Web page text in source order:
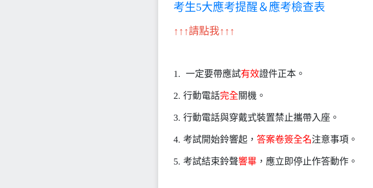
考生5大應考提醒＆應考檢查表
↑↑↑請點我↑↑↑
1. 一定要帶應試有效證件正本。
2. 行動電話完全關機。
3. 行動電話與穿戴式裝置禁止攜帶入座。
4. 考試開始鈴響起， 答案卷簽全名注意事項。
5. 考試結束鈴聲響畢 ，應立即停止作答動作。